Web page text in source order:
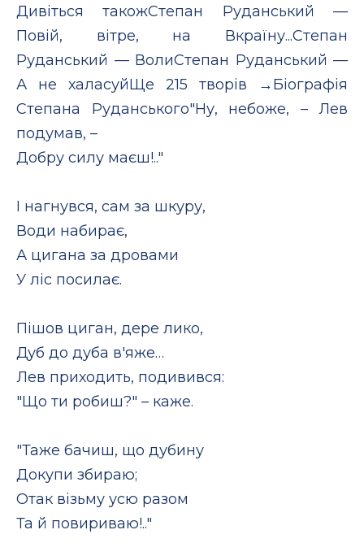
Дивіться такожСтепан Руданський —
Повій, вітре, на Вкраїну...Степан
Руданський — ВолиСтепан Руданський —
А не халасуйЩе 215 творів →Біографія
Степана Руданського"Ну, небоже, – Лев
подумав, –
Добру силу маєш!.."
І нагнувся, сам за шкуру,
Води набирає,
А цигана за дровами
У ліс посилає.
Пішов циган, дере лико,
Дуб до дуба в'яже…
Лев приходить, подивився:
"Що ти робиш?" – каже.
"Таже бачиш, що дубину
Докупи збираю;
Отак візьму усю разом
Та й повириваю!.."